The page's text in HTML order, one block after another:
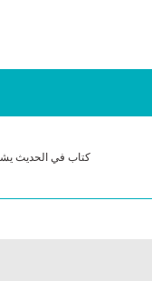
كتاب في الحديث